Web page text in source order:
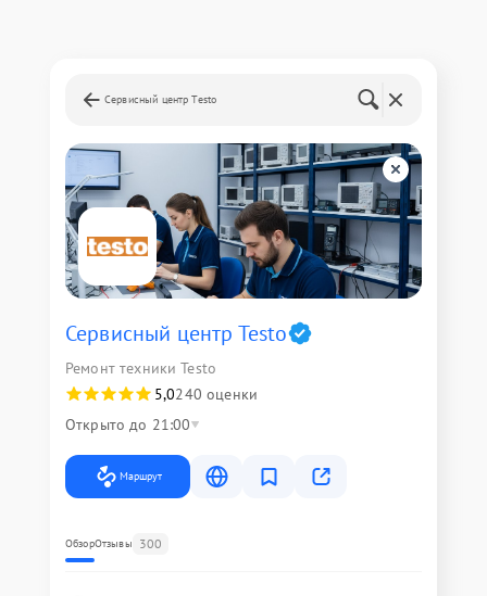
Сервисный центр Testo
Сервисный центр Testo
Ремонт техники Testo
5,0240 оценки
Открыто до 21:00
Маршрут
ОбзорОтзывы 300